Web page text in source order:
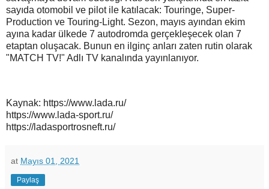
sayıda otomobil ve pilot ile katılacak: Touringe, Super-
Production ve Touring-Light. Sezon, mayıs ayından ekim
ayına kadar ülkede 7 autodromda gerçekleşecek olan 7
etaptan oluşacak. Bunun en ilginç anları zaten rutin olarak
"MATCH TV!" Adlı TV kanalında yayınlanıyor.
Kaynak: https://www.lada.ru/
https://www.lada-sport.ru/
https://ladasportrosneft.ru/
at Mayıs 01, 2021
Paylaş